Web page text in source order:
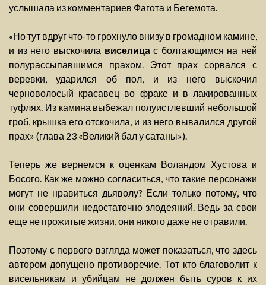
услышала из комментариев Фагота и Бегемота.
«Но тут вдруг что-то грохнуло внизу в громадном камине,
и из него выскочила виселицас болтающимся на ней
полурассыпавшимся прахом. Этот прах сорвался с
веревки, ударился об пол, и из него выскочил
черноволосый красавец во фраке и в лакированных
туфлях. Из камина выбежал полуистлевший небольшой
гроб, крышка его отскочила, и из него вывалился другой
прах» (глава 23 «Великий бал у сатаны»).
Теперь же вернемся к оценкам Воландом Хустова и
Босого. Как же можно согласиться, что такие персонажи
могут не нравиться дьяволу? Если только потому, что
они совершили недостаточно злодеяний. Ведь за свои
еще не прожитые жизни, они никого даже не отравили.
Поэтому с первого взгляда может показаться, что здесь
автором допущено противоречие. Тот кто благоволит к
висельникам и убийцам не должен быть суров к их